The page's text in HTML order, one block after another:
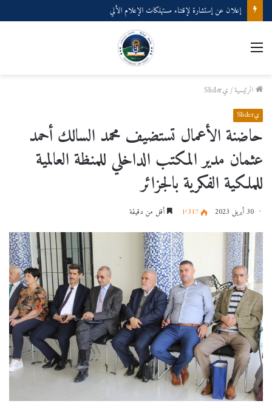
إعلان عن إستشارة لإقتناء مستهلكات الإعلام الألي
القائمة
الرئيسية/يSlider
يSlider
حاضنة الأعمال تستضيف محمد السالك أحمد
عثمان مدير المكتب الداخلي للمنظة العالمية
للملكية الفكرية بالجزائر
30 أبريل 2023 1٬317 أقل من دقيقة